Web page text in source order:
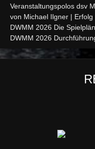
Veranstaltungspolos dsv
von Michael Ilgner |
DWMM 2026 Die
DWMM 2026